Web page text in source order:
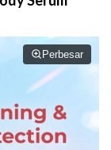
Perbesar